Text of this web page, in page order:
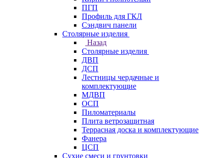
ПГП
Профиль для ГКЛ
Сэндвич панели
Столярные изделия
Назад
Столярные изделия
ДВП
ДСП
Лестницы чердачные и
комплектующие
МДВП
ОСП
Пиломатериалы
Плита ветрозащитная
Террасная доска и комплектующие
Фанера
ЦСП
Сухие смеси и грунтовки